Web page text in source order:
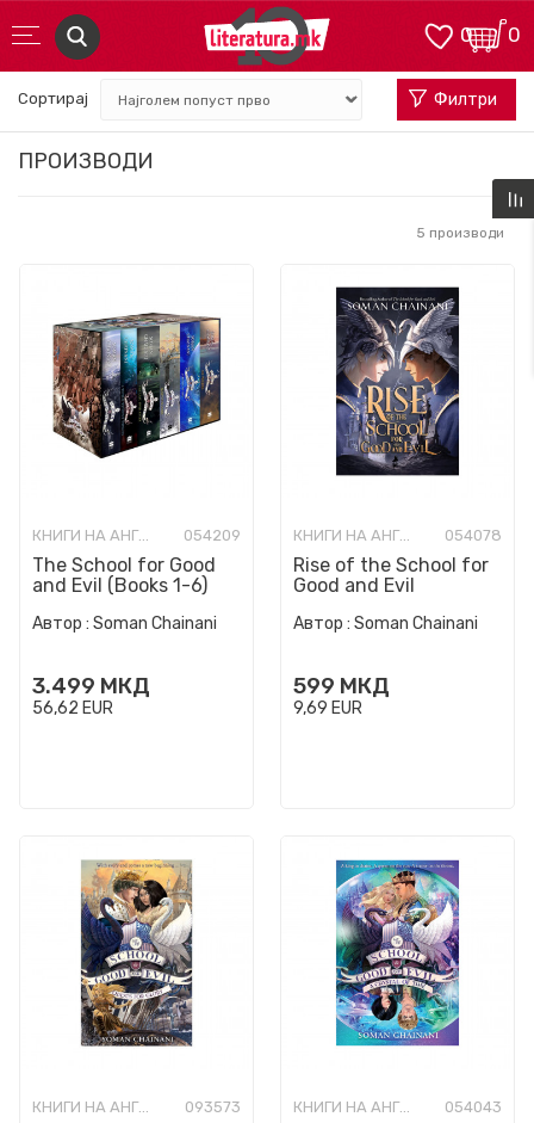
0
0
ПРОИЗВОДИ
Сортирај Филтри
5 производи
КНИГИ НА АНГЛИСКИ ЈАЗИК 054209
The School for Good
and Evil (Books 1-6)
Автор : Soman Chainani
3.499 МКД
56,62 EUR
КНИГИ НА АНГЛИСКИ ЈАЗИК 054078
Rise of the School for
Good and Evil
Автор : Soman Chainani
599 МКД
9,69 EUR
КНИГИ НА АНГЛИСКИ ЈАЗИК 093573 КНИГИ НА АНГЛИСКИ ЈАЗИК 054043